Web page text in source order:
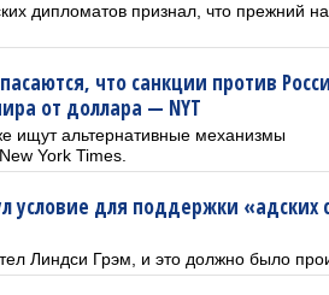
дипломатов признал, что прежний
что санкции против
от доллара — NYT
ищут альтернативные механизмы
York Times.
условие для поддержки «адских
Линдси Грэм, и это должно было